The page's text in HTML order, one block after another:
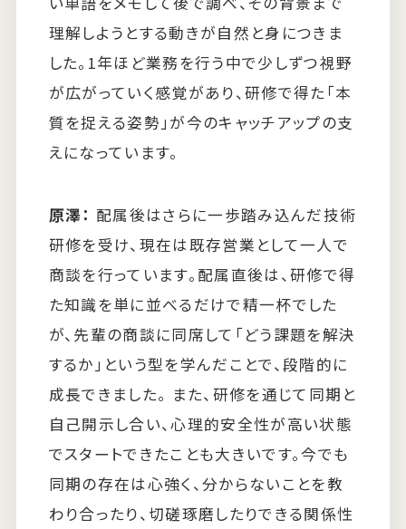
理解しようとする動きが自然と身につきま
した。1年ほど業務を行う中で少しずつ視野
が広がっていく感覚があり、研修で得た「本
質を捉える姿勢」が今のキャッチアップの支
えになっています。
原澤： 配属後はさらに一歩踏み込んだ技術
研修を受け、現在は既存営業として一人で
商談を行っています。配属直後は、研修で得
た知識を単に並べるだけで精一杯でした
が、先輩の商談に同席して「どう課題を解決
するか」という型を学んだことで、段階的に
成長できました。 また、研修を通じて同期と
自己開示し合い、心理的安全性が高い状態
でスタートできたことも大きいです。今でも
同期の存在は心強く、分からないことを教
わり合ったり、切磋琢磨したりできる関係性